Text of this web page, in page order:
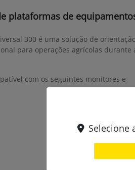
plataformas de
300 é uma solução de
para operações agrícolas durante
com os seguintes monitores e
Selecione